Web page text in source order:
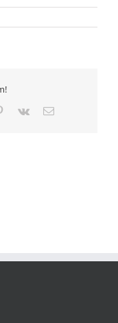
Pinterest
Vk Email